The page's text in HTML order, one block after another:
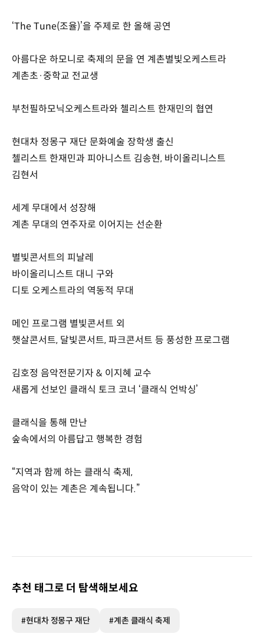
‘The Tune(조율)’을 주제로 한 올해 공연
아름다운 하모니로 축제의 문을 연 계촌별빛오케스트라
계촌초·중학교 전교생
부천필하모닉오케스트라와 첼리스트 한재민의 협연
현대차 정몽구 재단 문화예술 장학생 출신
첼리스트 한재민과 피아니스트 김송현, 바이올리니스트
김현서
세계 무대에서 성장해
계촌 무대의 연주자로 이어지는 선순환
별빛콘서트의 피날레
바이올리니스트 대니 구와
디토 오케스트라의 역동적 무대
메인 프로그램 별빛콘서트 외
햇살콘서트, 달빛콘서트, 파크콘서트 등 풍성한 프로그램
김호정 음악전문기자 & 이지혜 교수
새롭게 선보인 클래식 토크 코너 ‘클래식 언박싱’
클래식을 통해 만난
숲속에서의 아름답고 행복한 경험
“지역과 함께 하는 클래식 축제,
음악이 있는 계촌은 계속됩니다.”
추천 태그로 더 탐색해보세요
#현대차 정몽구 재단 #계촌 클래식 축제